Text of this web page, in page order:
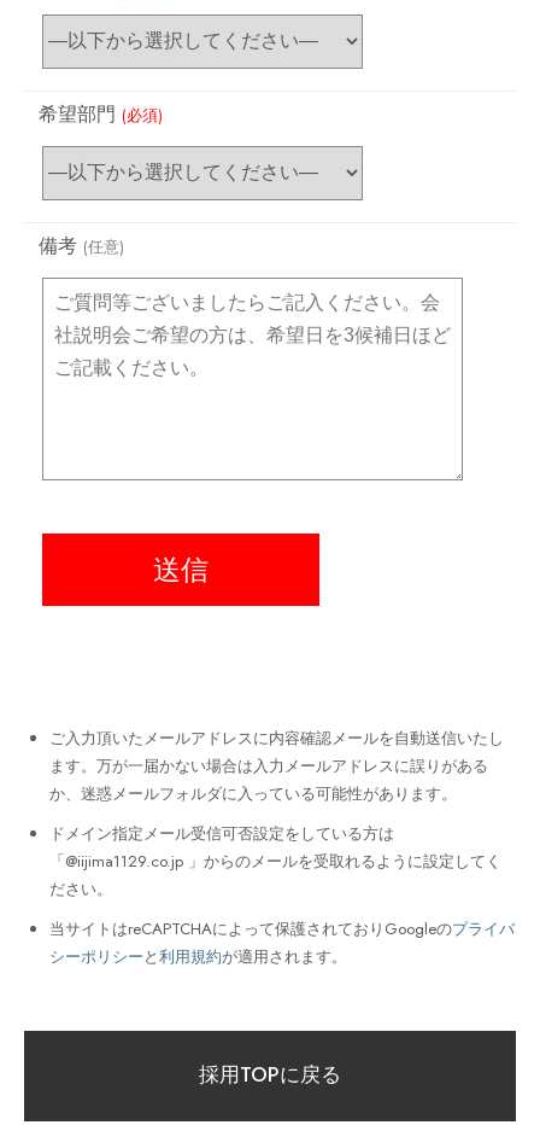
希望部門 (必須)
備考 (任意)
ご入力頂いたメールアドレスに内容確認メールを自動送信いたし
ます。万が一届かない場合は入力メールアドレスに誤りがある
か、迷惑メールフォルダに入っている可能性があります。
ドメイン指定メール受信可否設定をしている方は
「@iijima1129.co.jp 」からのメールを受取れるように設定してく
ださい。
当サイトはreCAPTCHAによって保護されておりGoogleのプライバ
シーポリシーと利用規約が適用されます。
採用TOPに戻る